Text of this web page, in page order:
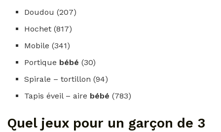
Doudou (207)
Hochet (817)
Mobile (341)
Portique bébé(30)
Spirale – tortillon (94)
Tapis éveil – aire bébé(783)
Quel jeux pour un garçon de 3